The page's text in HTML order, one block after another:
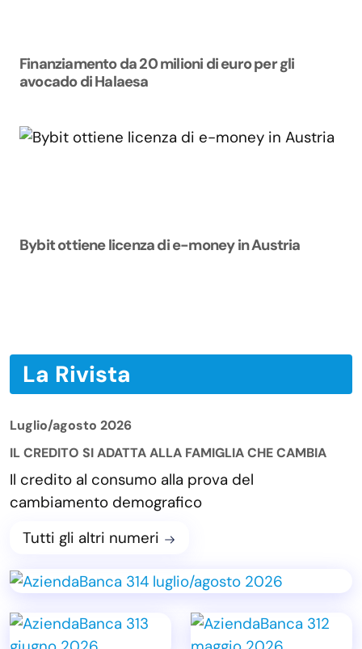
Finanziamento da 20 milioni di euro per gli
avocado di Halaesa
Bybit ottiene licenza di e-money in Austria
La Rivista
Luglio/agosto 2026
IL CREDITO SI ADATTA ALLA FAMIGLIA CHE CAMBIA
Il credito al consumo alla prova del
cambiamento demografico
Tutti gli altri numeri